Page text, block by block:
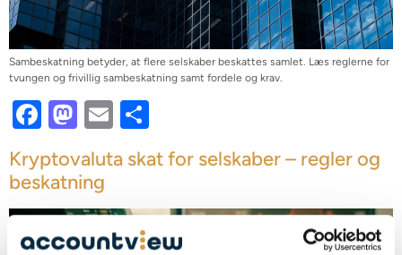
Sambeskatning betyder, at flere selskaber beskattes samlet. Læs reglerne for
tvungen og frivillig sambeskatning samt fordele og krav.
Facebook
Mastodon
Email
Kryptovaluta skat for selskaber – regler og
beskatning